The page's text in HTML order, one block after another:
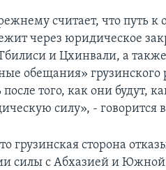
считает, что путь
через юридическое
и Цхинвали, а
обещания»
того, как они будут,
силу», -
грузинская сторона
силы с Абхазией и Южной